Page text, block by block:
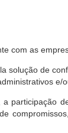
com as
solução de
e/
participação